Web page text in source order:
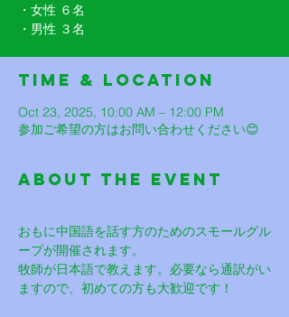
・女性 ６名
・男性 ３名
Time & Location
Oct 23, 2025, 10:00 AM – 12:00 PM
参加ご希望の方はお問い合わせください😊
About The Event
おもに中国語を話す方のためのスモールグル
ープが開催されます。
牧師が日本語で教えます。必要なら通訳がい
ますので、初めての方も大歓迎です！